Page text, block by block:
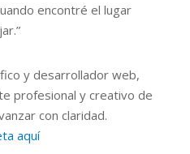
encontré el lugar
y desarrollador web,
profesional y creativo de
con claridad.
aquí